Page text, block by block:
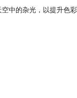
中的杂光，以提升色